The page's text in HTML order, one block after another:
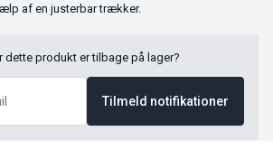
af en justerbar trækker.
dette produkt er tilbage på lager?
Tilmeld notifikationer